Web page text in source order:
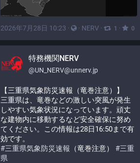
2026年7月28日 10:23 · · NERV · 1 · 0
特務機関NERV
@UN_NERV@unnerv.jp
【三重県気象防災速報（竜巻注意）】
三重県は、竜巻などの激しい突風が発生
しやすい気象状況になっています。頑丈
な建物内に移動するなど安全確保に努め
てください。この情報は28日16:50まで有
効です。
#三重県気象防災速報 （竜巻注意） #三重
県